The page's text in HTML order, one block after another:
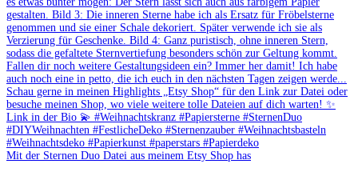
Mit der Sternen Duo Datei aus meinem Etsy Shop has